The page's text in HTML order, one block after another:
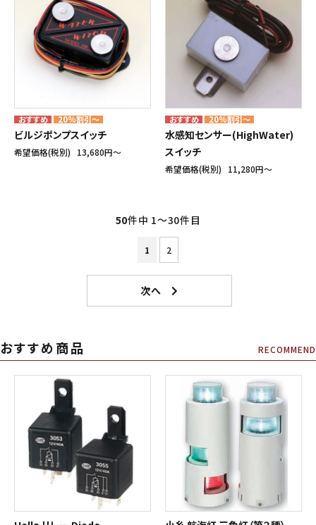
20%割引～
ビルジポンプスイッチ
希望価格(税別) 13,680円〜
20%割引～
水感知センサー(HighWater)
スイッチ
希望価格(税別) 11,280円〜
50件中 1〜30件目
1 2
おすすめ商品 RECOMMEND